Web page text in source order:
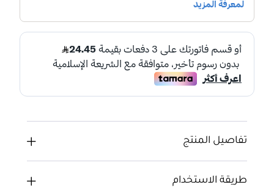
تفاصيل المنتج
طريقة الاستخدام